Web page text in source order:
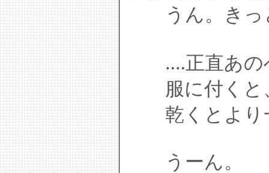
うん。きっ
‥‥正直あの
服に付くと
乾くとより
うーん。